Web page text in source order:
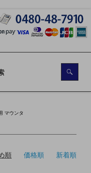
マウンタ
順 価格順 新着順